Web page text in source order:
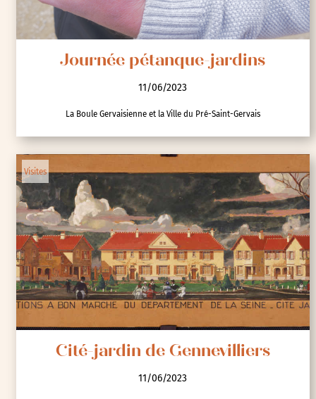
Journée pétanque-jardins
11/06/2023
La Boule Gervaisienne et la Ville du Pré-Saint-Gervais
Visites
Cité-jardin de Gennevilliers
11/06/2023